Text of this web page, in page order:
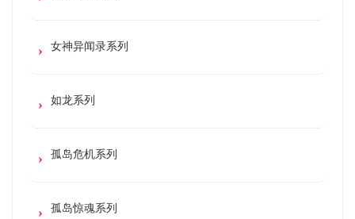
女神异闻录系列
如龙系列
孤岛危机系列
孤岛惊魂系列